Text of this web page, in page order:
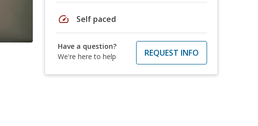
speed Self paced
Have a question?
We're here to help
REQUEST INFO